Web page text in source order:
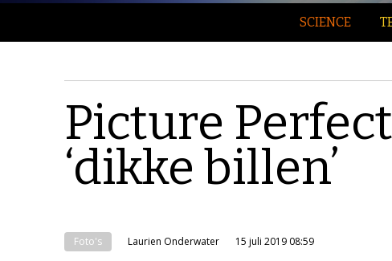
SCIENCE
Picture
‘dikke billen’
Foto's Laurien Onderwater 15 juli 2019 08:59